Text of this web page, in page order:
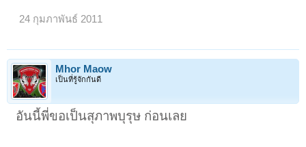
24 กุมภาพันธ์ 2011
Mhor Maow
เป็นที่รู้จักกันดี
อันนี้พี่ขอเป็นสุภาพบุรุษ ก่อนเลย